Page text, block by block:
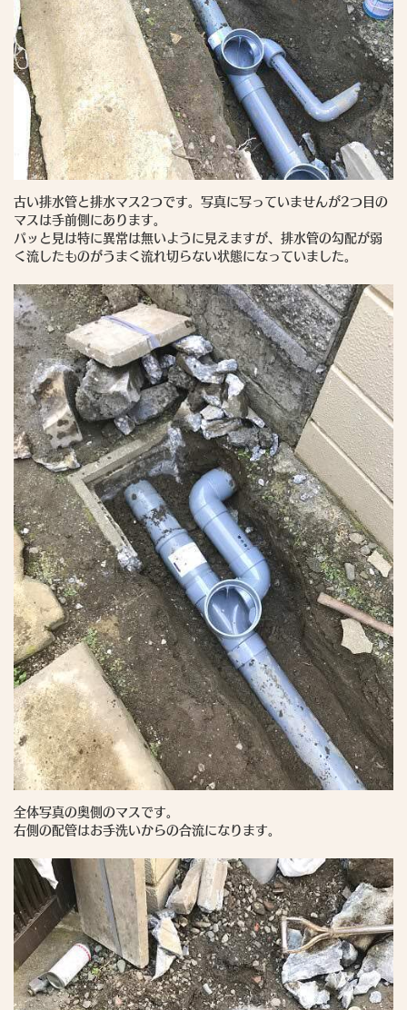
古い排水管と排水マス2つです。写真に写っていませんが2つ目の
マスは手前側にあります。
パッと見は特に異常は無いように見えますが、排水管の勾配が弱
く流したものがうまく流れ切らない状態になっていました。
全体写真の奥側のマスです。
右側の配管はお手洗いからの合流になります。